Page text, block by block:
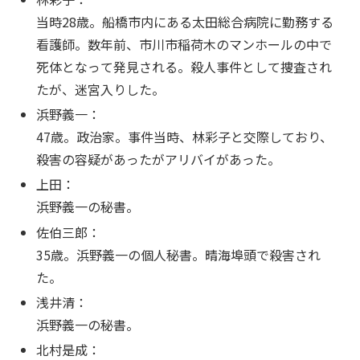
当時28歳。船橋市内にある太田総合病院に勤務する
看護師。数年前、市川市稲荷木のマンホールの中で
死体となって発見される。殺人事件として捜査され
たが、迷宮入りした。
浜野義一：
47歳。政治家。事件当時、林彩子と交際しており、
殺害の容疑があったがアリバイがあった。
上田：
浜野義一の秘書。
佐伯三郎：
35歳。浜野義一の個人秘書。晴海埠頭で殺害され
た。
浅井清：
浜野義一の秘書。
北村是成：